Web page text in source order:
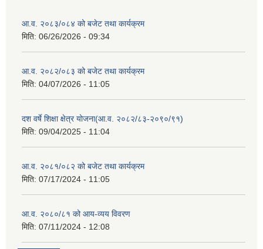
आ.व. २०८३/०८४ को बजेट तथा कार्यक्रम
मिति: 06/26/2026 - 09:34
आ.व. २०८२/०८३ को बजेट तथा कार्यक्रम
मिति: 04/07/2026 - 11:05
दश वर्षे शिक्षा क्षेत्र योजना(आ.व. २०८२/८३-२०९०/९१)
मिति: 09/04/2025 - 11:04
आ.व. २०८१/०८२ को बजेट तथा कार्यक्रम
मिति: 07/17/2024 - 11:05
आ.व. २०८०/८१ को आय-व्यय विवरण
मिति: 07/11/2024 - 12:08